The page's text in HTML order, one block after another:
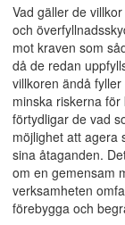
Vad gäller de
och
mot kraven som
då de redan
villkoren ändå
minska riskerna
förtydligar de vad
möjlighet att agera
sina åtaganden.
om en gemensam
verksamheten
förebygga och